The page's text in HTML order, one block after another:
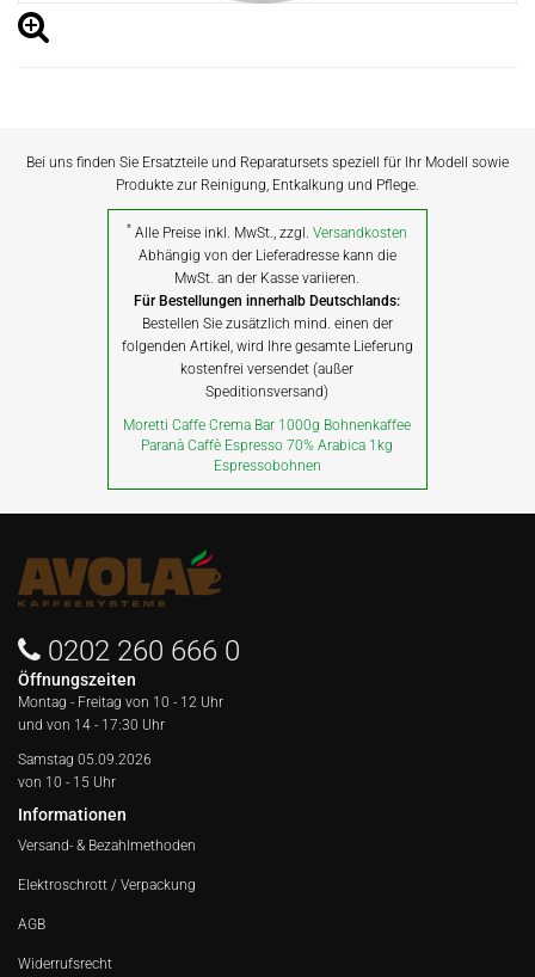
Bei uns finden Sie Ersatzteile und Reparatursets speziell für Ihr Modell sowie
Produkte zur Reinigung, Entkalkung und Pflege.
* Alle Preise inkl. MwSt., zzgl.Versandkosten
Abhängig von der Lieferadresse kann die
MwSt. an der Kasse variieren.
Für Bestellungen innerhalb Deutschlands:
Bestellen Sie zusätzlich mind. einen der
folgenden Artikel, wird Ihre gesamte Lieferung
kostenfrei versendet (außer
Speditionsversand)
Moretti Caffe Crema Bar 1000g Bohnenkaffee
Paranà Caffè Espresso 70% Arabica 1kg
Espressobohnen
0202 260 666 0
Öffnungszeiten
Montag - Freitag von 10 - 12 Uhr
und von 14 - 17:30 Uhr
Samstag 05.09.2026
von 10 - 15 Uhr
Informationen
Versand- & Bezahlmethoden
Elektroschrott / Verpackung
AGB
Widerrufsrecht